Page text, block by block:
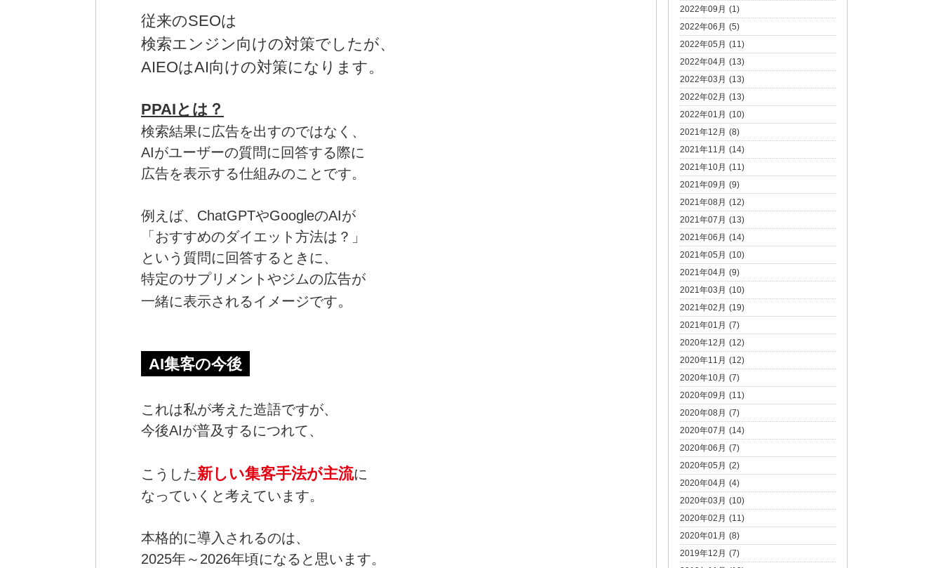
従来のSEOは
検索エンジン向けの対策でしたが、
AIEOはAI向けの対策になります。
PPAIとは？
検索結果に広告を出すのではなく、
AIがユーザーの質問に回答する際に
広告を表示する仕組みのことです。
例えば、 ChatGPTやGoogleのAIが
「おすすめのダイエット方法は？」
という質問に回答するときに、
特定のサプリメントやジムの広告が
一緒に表示されるイメージです。
AI集客の今後
これは私が考えた造語ですが、
今後AIが普及するにつれて、
こうした新しい集客手法が主流に
なっていくと考えています。
本格的に導入されるのは、
2025年～2026年頃になると思います。
2022年09月 (1)
2022年06月 (5)
2022年05月 (11)
2022年04月 (13)
2022年03月 (13)
2022年02月 (13)
2022年01月 (10)
2021年12月 (8)
2021年11月 (14)
2021年10月 (11)
2021年09月 (9)
2021年08月 (12)
2021年07月 (13)
2021年06月 (14)
2021年05月 (10)
2021年04月 (9)
2021年03月 (10)
2021年02月 (19)
2021年01月 (7)
2020年12月 (12)
2020年11月 (12)
2020年10月 (7)
2020年09月 (11)
2020年08月 (7)
2020年07月 (14)
2020年06月 (7)
2020年05月 (2)
2020年04月 (4)
2020年03月 (10)
2020年02月 (11)
2020年01月 (8)
2019年12月 (7)